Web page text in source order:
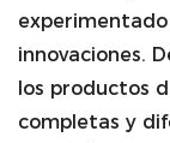
innovaciones.
los productos
completas y